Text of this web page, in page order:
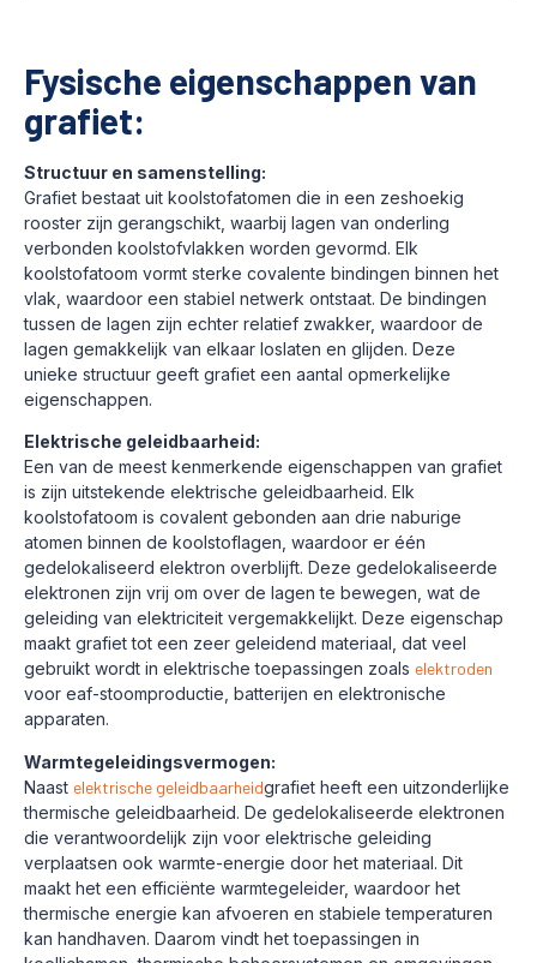
Fysische eigenschappen van
grafiet:
Structuur en samenstelling:
Grafiet bestaat uit koolstofatomen die in een zeshoekig
rooster zijn gerangschikt, waarbij lagen van onderling
verbonden koolstofvlakken worden gevormd. Elk
koolstofatoom vormt sterke covalente bindingen binnen het
vlak, waardoor een stabiel netwerk ontstaat. De bindingen
tussen de lagen zijn echter relatief zwakker, waardoor de
lagen gemakkelijk van elkaar loslaten en glijden. Deze
unieke structuur geeft grafiet een aantal opmerkelijke
eigenschappen.
Elektrische geleidbaarheid:
Een van de meest kenmerkende eigenschappen van grafiet
is zijn uitstekende elektrische geleidbaarheid. Elk
koolstofatoom is covalent gebonden aan drie naburige
atomen binnen de koolstoflagen, waardoor er één
gedelokaliseerd elektron overblijft. Deze gedelokaliseerde
elektronen zijn vrij om over de lagen te bewegen, wat de
geleiding van elektriciteit vergemakkelijkt. Deze eigenschap
maakt grafiet tot een zeer geleidend materiaal, dat veel
gebruikt wordt in elektrische toepassingen zoals elektroden
voor eaf-stoomproductie, batterijen en elektronische
apparaten.
Warmtegeleidingsvermogen:
Naast elektrische geleidbaarheidgrafiet heeft een uitzonderlijke
thermische geleidbaarheid. De gedelokaliseerde elektronen
die verantwoordelijk zijn voor elektrische geleiding
verplaatsen ook warmte-energie door het materiaal. Dit
maakt het een efficiënte warmtegeleider, waardoor het
thermische energie kan afvoeren en stabiele temperaturen
kan handhaven. Daarom vindt het toepassingen in